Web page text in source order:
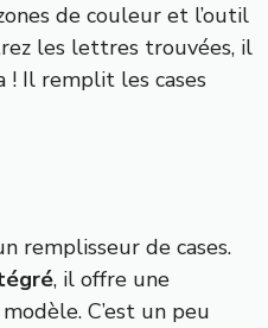
de couleur et l’outil
les lettres trouvées, il
! Il remplit les cases
remplisseur de cases.
, il offre une
C’est un peu